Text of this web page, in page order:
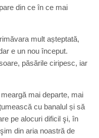
din ce în ce mai
mult așteptată,
e un nou început.
păsările ciripesc, iar
mai departe, mai
cu banalul și să
pe alocuri dificil şi, în
din aria noastră de